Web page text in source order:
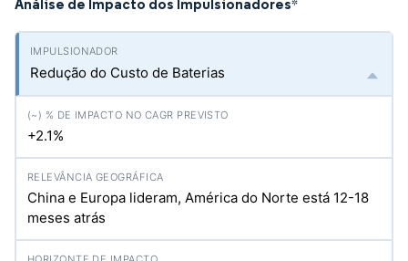
Análise de Impacto dos Impulsionadores*
Redução do Custo de Baterias
+2.1%
China e Europa lideram, América do Norte está 12-18
meses atrás